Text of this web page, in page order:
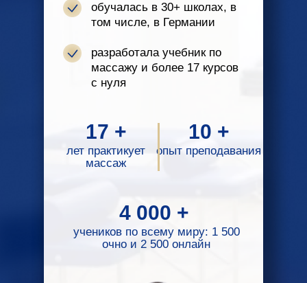
обучалась в 30+ школах, в
том числе, в Германии
разработала учебник по
массажу и более 17 курсов
с нуля
17 +
лет практикует
массаж
10 +
опыт преподавания
4 000 +
учеников по всему миру: 1 500
очно и 2 500 онлайн